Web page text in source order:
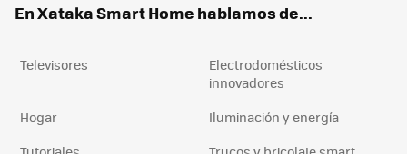
En Xataka Smart Home hablamos de...
Televisores
Electrodomésticos
innovadores
Hogar
Iluminación y energía